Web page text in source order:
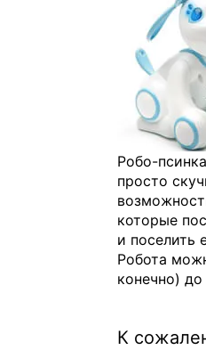
Робо-
просто
которые
и поселить
Робота
конечно)
К